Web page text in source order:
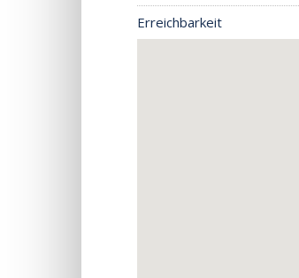
Erreichbarkeit